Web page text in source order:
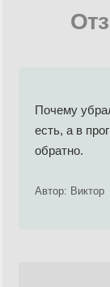
Почему
есть, а в
обратно.
Автор: Виктор